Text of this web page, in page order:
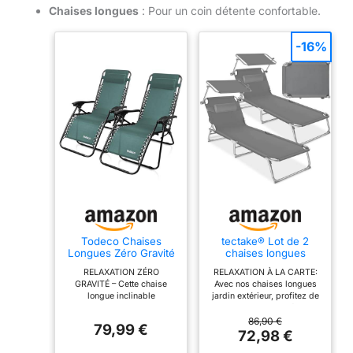
Chaises longues : Pour un coin détente confortable.
Todeco Chaises
Longues Zéro Gravité
Lot de 2, Fauteuils
Relax de Jardin
Pliables en Textilène
Respirant avec
Inclinable
Multiposition, Bain de
RELAXATION ZÉRO
GRAVITÉ – Cette chaise
longue inclinable
passer facilement de la
79,99 €
tectake® Lot de 2
chaises longues
190x68x111 cm Pliable
Réglable sur 4
positions Résistante
aux intempéries
soleil & appui-tête,
Poignée de transport
Jardin Piscine
RELAXATION À LA CARTE:
Avec nos chaises longues
jardin extérieur, profitez de
du dossier pour un confort
sur mesure. Que vous
souhaitiez lire, bronzer ou
86,90 €
72,98 €
-16%